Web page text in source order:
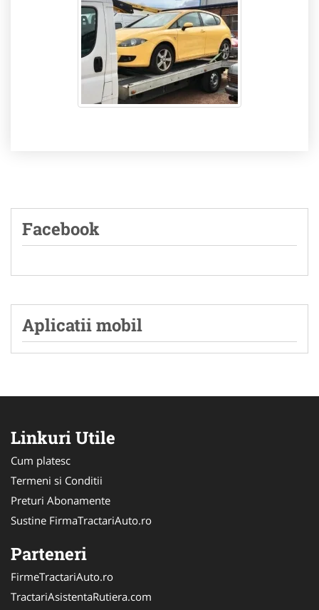
Facebook
Aplicatii mobil
Linkuri Utile
Cum platesc
Termeni si Conditii
Preturi Abonamente
Sustine FirmaTractariAuto.ro
Parteneri
FirmeTractariAuto.ro
TractariAsistentaRutiera.com